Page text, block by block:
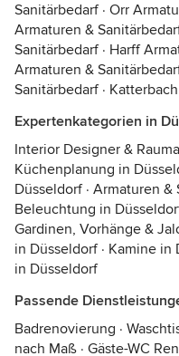
Sanitärbedarf· Orr
Armaturen &
Sanitärbedarf· Harff
Armaturen &
Sanitärbedarf·
Expertenkategorien in
Interior Designer &
Küchenplanung in
Düsseldorf· Armaturen &
Beleuchtung in
Gardinen, Vorhänge &
in Düsseldorf· Kamine in
in Düsseldorf
Passende
Badrenovierung ·
nach Maß · Gäste-WC